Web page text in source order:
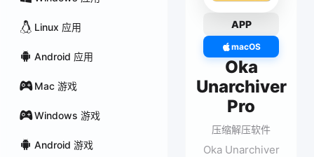
Linux 应用
Android 应用
Mac 游戏
Windows 游戏
Android 游戏
APP
macOS
Oka
Unarchiver
Pro
压缩解压软件
Oka Unarchiver